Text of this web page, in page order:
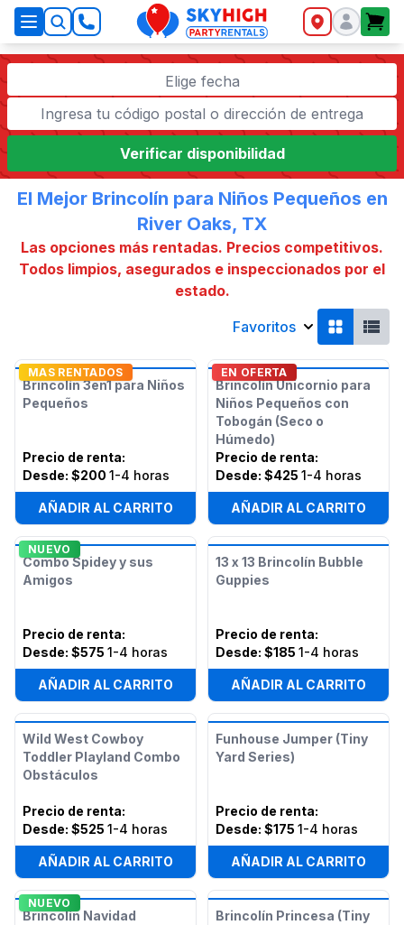
SkyHigh Logo
Elige fecha
Verificar disponibilidad
El Mejor Brincolín para Niños Pequeños en
River Oaks, TX
Las opciones más rentadas. Precios competitivos.
Todos limpios, asegurados e inspeccionados por el
estado.
Favoritos
MAS RENTADOS
Brincolín 3en1 para Niños
Pequeños
Precio de renta:
Desde: $200 1-4 horas
AÑADIR AL CARRITO
EN OFERTA
Brincolín Unicornio para
Niños Pequeños con
Tobogán (Seco o
Húmedo)
Precio de renta:
Desde: $425 1-4 horas
AÑADIR AL CARRITO
NUEVO
Combo Spidey y sus
Amigos
Precio de renta:
Desde: $575 1-4 horas
AÑADIR AL CARRITO
13 x 13 Brincolín Bubble
Guppies
Precio de renta:
Desde: $185 1-4 horas
AÑADIR AL CARRITO
Wild West Cowboy
Toddler Playland Combo
Obstáculos
Precio de renta:
Desde: $525 1-4 horas
AÑADIR AL CARRITO
Funhouse Jumper (Tiny
Yard Series)
Precio de renta:
Desde: $175 1-4 horas
AÑADIR AL CARRITO
NUEVO
Brincolín Navidad
Brincolín Princesa (Tiny